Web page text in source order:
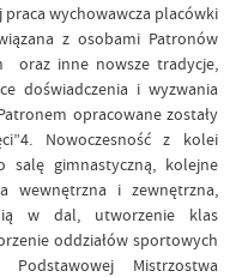
praca wychowawcza placówki
z osobami Patronów
oraz inne nowsze tradycje,
doświadczenia i wyzwania
opracowane zostały
Nowoczesność z kolei
salę gimnastyczną, kolejne
wewnętrzna i zewnętrzna,
w dal, utworzenie klas
oddziałów sportowych
Mistrzostwa